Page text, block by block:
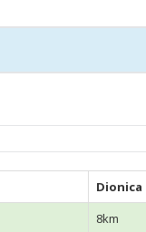
Dionica
8km